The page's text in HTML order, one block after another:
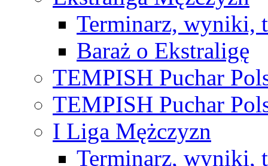
Terminarz, wyniki,
Baraż o Ekstraligę
TEMPISH Puchar
TEMPISH Puchar
I Liga Mężczyzn
Terminarz, wyniki,